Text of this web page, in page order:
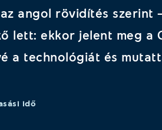
angol rövidítés szerint
lett: ekkor jelent meg a
a technológiát és
idő